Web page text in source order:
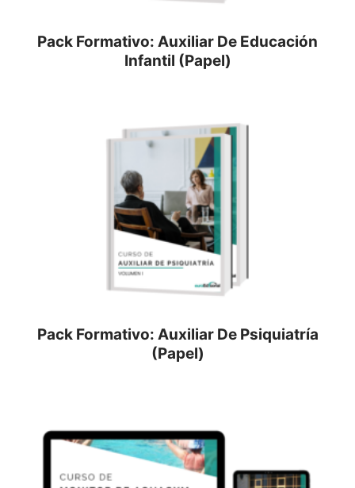
Pack Formativo: Auxiliar De Educación
Infantil (Papel)
Pack Formativo: Auxiliar De Psiquiatría
(Papel)